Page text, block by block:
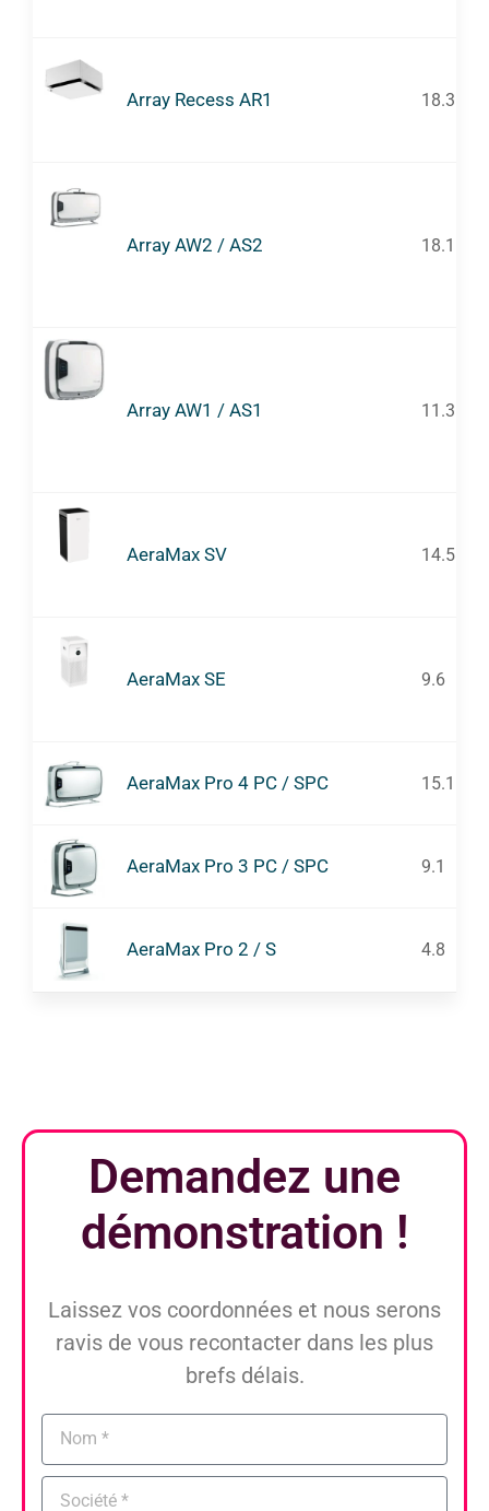
Array Recess AR1 18.3
Array AW2 / AS2 18.1
Array AW1 / AS1 11.3
AeraMax SV 14.5
AeraMax SE 9.6
AeraMax Pro 4 PC / SPC 15.1
AeraMax Pro 3 PC / SPC 9.1
AeraMax Pro 2 / S 4.8
Demandez une
démonstration !
Laissez vos coordonnées et nous serons
ravis de vous recontacter dans les plus
brefs délais.